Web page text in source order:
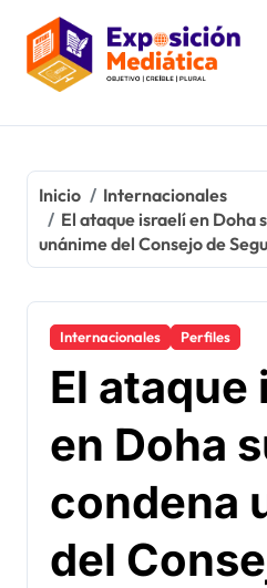
contenido
Inicio
Internacionales
El ataque israelí en Doha
unánime del Consejo de
Internacionales Perfiles
El ataque
en Doha
condena
del